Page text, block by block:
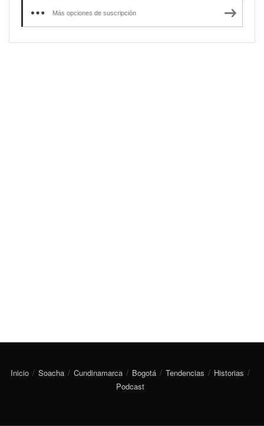
Más opciones de suscripción
Inicio Soacha Cundinamarca Bogotá Tendencias
Historias
Podcast